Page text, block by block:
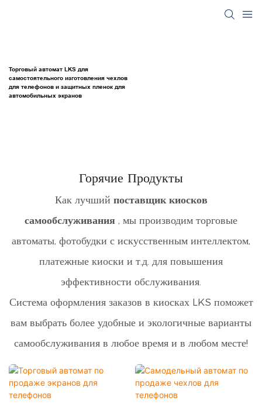
Торговый автомат LKS для
самостоятельного изготовления чехлов
для телефонов и защитных пленок для
автомобильных экранов
Горячие Продукты
Как лучший поставщик киосков
самообслуживания , мы производим торговые
автоматы, фотобудки с искусственным интеллектом,
платежные киоски и т.д. для повышения
эффективности обслуживания.
Система оформления заказов в киосках LKS поможет
вам выбрать более удобные и экологичные варианты
самообслуживания в любое время и в любом месте!